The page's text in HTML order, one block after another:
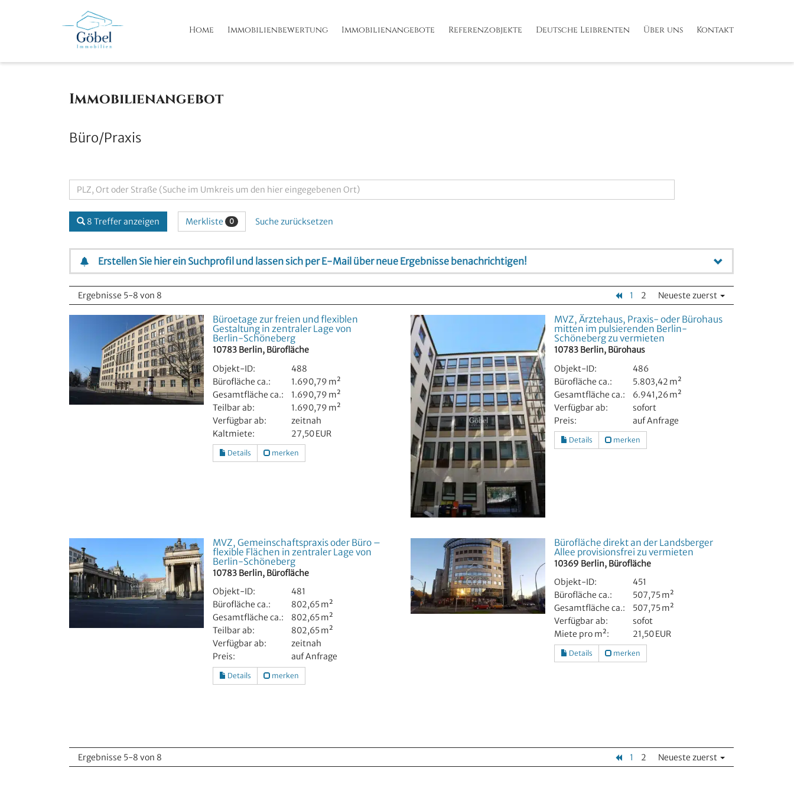
Home Immobilienbewertung Immobilienangebote Referenzobjekte Deutsche Leibrenten Über uns Kontakt
Immobilien­angebot
Büro/Praxis
8 Treffer anzeigen Merkliste 0 Suche zurücksetzen
Erstellen Sie hier ein Suchprofil und lassen sich per E-Mail über neue Ergebnisse benachrichtigen!
Ergebnisse 5-8 von 8 1 2 Neueste zuerst
Büroetage zur freien und flexiblen
Gestaltung in zentraler Lage von
Berlin-Schöneberg
10783 Berlin, Bürofläche
Objekt-ID:
488
Bürofläche ca.:
1.690,79 m²
Gesamtfläche ca.:
1.690,79 m²
Teilbar ab:
1.690,79 m²
Verfügbar ab:
zeitnah
Kaltmiete:
27,50 EUR
Details merken
MVZ, Ärztehaus, Praxis- oder Bürohaus
mitten im pulsierenden Berlin-
Schöneberg zu vermieten
10783 Berlin, Bürohaus
Objekt-ID:
486
Bürofläche ca.:
5.803,42 m²
Gesamtfläche ca.:
6.941,26 m²
Verfügbar ab:
sofort
Preis:
auf Anfrage
Details merken
MVZ, Gemeinschaftspraxis oder Büro –
flexible Flächen in zentraler Lage von
Berlin-Schöneberg
10783 Berlin, Bürofläche
Objekt-ID:
481
Bürofläche ca.:
802,65 m²
Gesamtfläche ca.:
802,65 m²
Teilbar ab:
802,65 m²
Verfügbar ab:
zeitnah
Preis:
auf Anfrage
Details merken
Bürofläche direkt an der Landsberger
Allee provisionsfrei zu vermieten
10369 Berlin, Bürofläche
Objekt-ID:
451
Bürofläche ca.:
507,75 m²
Gesamtfläche ca.:
507,75 m²
Verfügbar ab:
sofot
Miete pro m²:
21,50 EUR
Details merken
Ergebnisse 5-8 von 8 1 2 Neueste zuerst